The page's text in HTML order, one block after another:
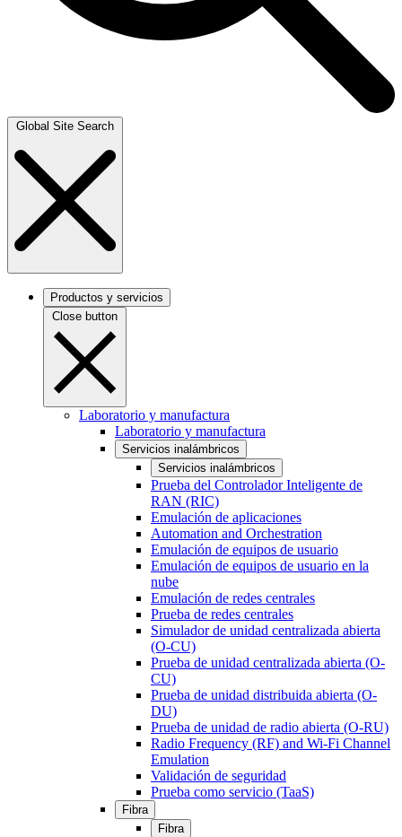
Global Site Search
Productos y servicios
Close button
Laboratorio y manufactura
Laboratorio y manufactura
Servicios inalámbricos
Servicios inalámbricos
Prueba del Controlador Inteligente de
RAN (RIC)
Emulación de aplicaciones
Automation and Orchestration
Emulación de equipos de usuario
Emulación de equipos de usuario en la
nube
Emulación de redes centrales
Prueba de redes centrales
Simulador de unidad centralizada abierta
(O-CU)
Prueba de unidad centralizada abierta (O-
CU)
Prueba de unidad distribuida abierta (O-
DU)
Prueba de unidad de radio abierta (O-RU)
Radio Frequency (RF) and Wi-Fi Channel
Emulation
Validación de seguridad
Prueba como servicio (TaaS)
Fibra
Fibra